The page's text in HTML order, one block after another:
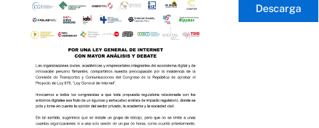
Descarga